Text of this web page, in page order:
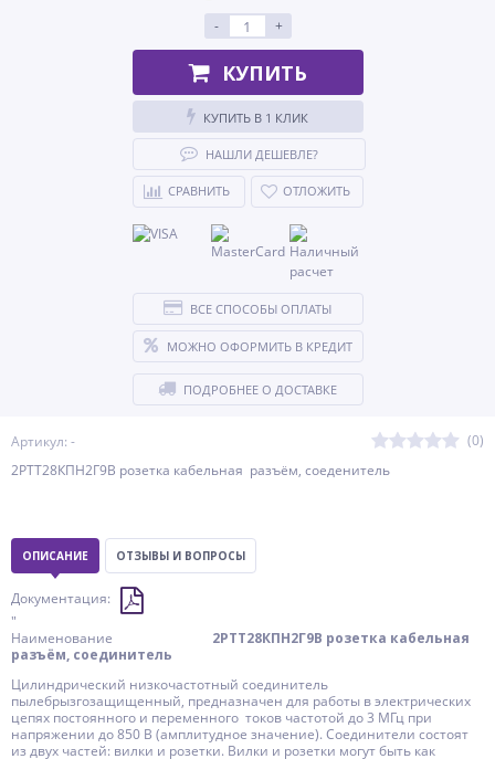
Артикул: -
(0)
2РТТ28КПН2Г9В розетка кабельная разъём, соеденитель
-
+
КУПИТЬ
КУПИТЬ В 1 КЛИК
НАШЛИ ДЕШЕВЛЕ?
СРАВНИТЬ ОТЛОЖИТЬ
ВСЕ СПОСОБЫ ОПЛАТЫ
МОЖНО ОФОРМИТЬ В КРЕДИТ
ПОДРОБНЕЕ О ДОСТАВКЕ
ОПИСАНИЕ ОТЗЫВЫ И ВОПРОСЫ
Документация:
"
Наименование 2РТТ28КПН2Г9В розетка кабельная
разъём, соединитель
Цилиндрический низкочастотный соединитель
пылебрызгозащищенный, предназначен для работы в электрических
цепях постоянного и переменного токов частотой до 3 МГц при
напряжении до 850 В (амплитудное значение). Соединители состоят
из двух частей: вилки и розетки. Вилки и розетки могут быть как